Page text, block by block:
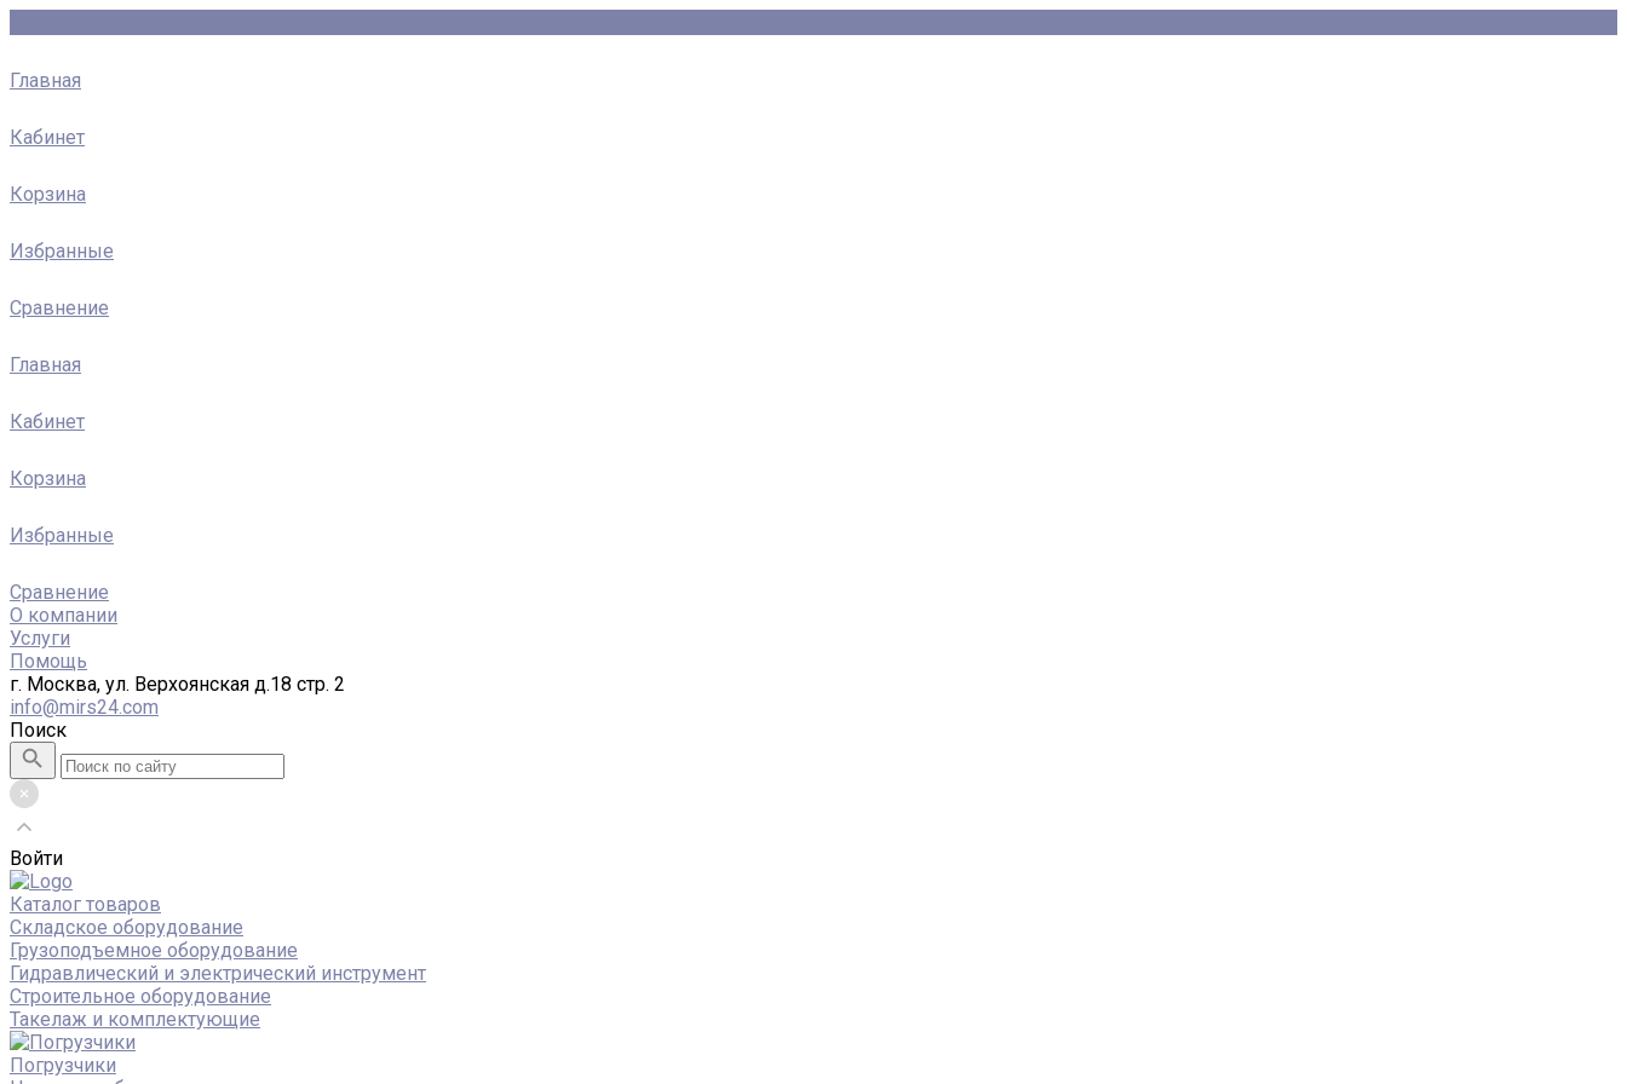
Главная
Кабинет
Корзина
Избранные
Сравнение
Главная
Кабинет
Корзина
Избранные
Сравнение
О компании
Услуги
Помощь
г. Москва, ул. Верхоянская д.18 стр. 2
info@mirs24.com
Поиск
Войти
Каталог товаров
Складское оборудование
Грузоподъемное оборудование
Гидравлический и электрический инструмент
Строительное оборудование
Такелаж и комплектующие
Погрузчики